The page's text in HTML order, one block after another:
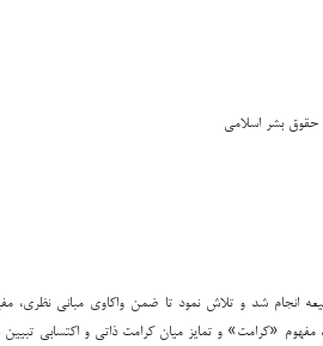
بشر اسلامی
انجام شد و تلاش نمود تا ضمن واکاوی مبانی نظری،
«کرامت» و تمایز میان کرامت ذاتی و اکتسابی